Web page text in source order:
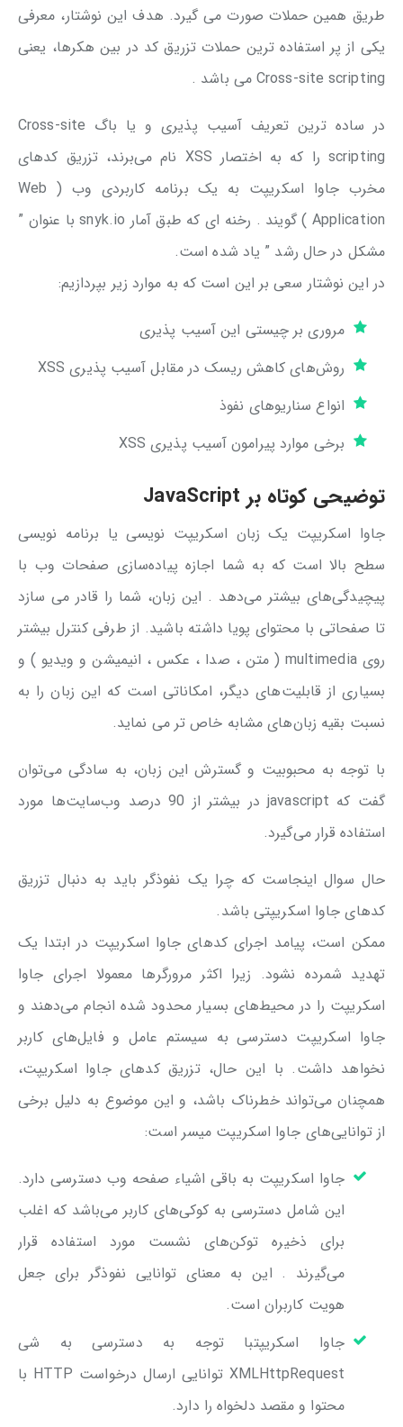
طریق همین حملات صورت می گیرد. هدف این نوشتار، معرفی
یکی از پر استفاده ترین حملات تزریق کد در بین هکر‌ها، یعنی
Cross-site scripting می باشد .
در ساده ترین تعریف آسیب پذیری و یا باگ Cross-site
scripting را که به اختصار XSS نام می‌برند، تزریق کد‌های
مخرب جاوا اسکریپت به یک برنامه کاربردی وب ( Web
Application ) گویند . رخنه ای که طبق آمار snyk.io با عنوان ”
مشکل در حال رشد ” یاد شده است.
در این نوشتار سعی بر این است که به موارد زیر بپردازیم:
مروری بر چیستی این آسیب پذیری
روش‌های کاهش ریسک در مقابل آسیب پذیری XSS
انواع سناریو‌های نفوذ
برخی موارد پیرامون آسیب پذیری XSS
توضیحی کوتاه بر JavaScript
جاوا اسکریپت یک زبان اسکریپت نویسی یا برنامه نویسی
سطح بالا است که به شما اجازه پیاده‌سازی صفحات وب با
پیچیدگی‌های بیشتر می‌دهد . این زبان، شما را قادر می سازد
تا صفحاتی با محتوای پویا داشته باشید. از طرفی کنترل بیشتر
روی multimedia ( متن ، صدا ، عکس ، انیمیشن و ویدیو ) و
بسیاری از قابلیت‌های دیگر، امکاناتی است که این زبان را به
نسبت بقیه زبان‌های مشابه خاص تر می نماید.
با توجه به محبوبیت و گسترش این زبان، به سادگی می‌توان
گفت که javascript در بیشتر از 90 درصد وب‌سایت‌ها مورد
استفاده قرار می‌گیرد.
حال سوال اینجاست که چرا یک نفوذگر باید به دنبال تزریق
کد‌های جاوا اسکریپتی باشد.
ممکن است، پیامد اجرای کد‌های جاوا اسکریپت در ابتدا یک
تهدید شمرده نشود. زیرا اکثر مرورگرها معمولا اجرای جاوا
اسکریپت را در محیط‌های بسیار محدود شده انجام می‌دهند و
جاوا اسکریپت دسترسی به سیستم عامل و فایل‌های کاربر
نخواهد داشت. با این حال، تزریق کدهای جاوا اسکریپت،
همچنان می‌تواند خطرناک باشد، و این موضوع به دلیل برخی
از توانایی‌های جاوا اسکریپت میسر است:
جاوا اسکریپت به باقی اشیاء صفحه وب دسترسی دارد.
این شامل دسترسی به کوکی‌های کاربر می‌باشد که اغلب
برای ذخیره توکن‌های نشست مورد استفاده قرار
می‌گیرند . این به معنای توانایی نفوذگر برای جعل
هویت کاربران است.
جاوا اسکریپتبا توجه به دسترسی به شی
XMLHttpRequest توانایی ارسال درخواست HTTP با
محتوا و مقصد دلخواه را دارد.